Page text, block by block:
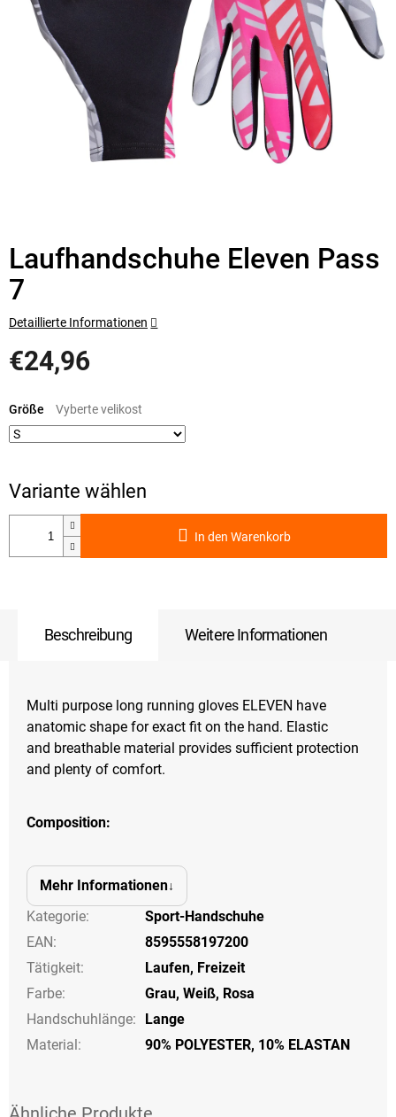
Laufhandschuhe Eleven Pass
7
€24,96
Größe
In den Warenkorb
Detaillierte Informationen
Beschreibung Weitere Informationen
Multi purpose long running gloves ELEVEN have
anatomic shape for exact fit on the hand. Elastic
and breathable material provides sufficient protection
and plenty of comfort.
Composition:
Mehr Informationen
Kategorie:
Sport-Handschuhe
EAN:
8595558197200
Tätigkeit: Laufen, Freizeit
Farbe: Grau, Weiß, Rosa
Handschuhlänge:
Lange
Material:
90% POLYESTER, 10% ELASTAN